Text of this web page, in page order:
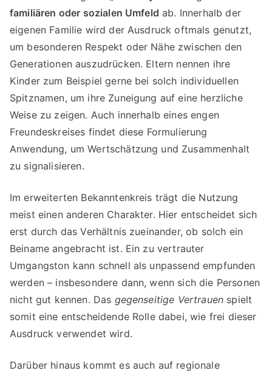
familiären oder sozialen Umfeld ab. Innerhalb der
eigenen Familie wird der Ausdruck oftmals genutzt,
um besonderen Respekt oder Nähe zwischen den
Generationen auszudrücken. Eltern nennen ihre
Kinder zum Beispiel gerne bei solch individuellen
Spitznamen, um ihre Zuneigung auf eine herzliche
Weise zu zeigen. Auch innerhalb eines engen
Freundeskreises findet diese Formulierung
Anwendung, um Wertschätzung und Zusammenhalt
zu signalisieren.
Im erweiterten Bekanntenkreis trägt die Nutzung
meist einen anderen Charakter. Hier entscheidet sich
erst durch das Verhältnis zueinander, ob solch ein
Beiname angebracht ist. Ein zu vertrauter
Umgangston kann schnell als unpassend empfunden
werden – insbesondere dann, wenn sich die Personen
nicht gut kennen. Das gegenseitige Vertrauen spielt
somit eine entscheidende Rolle dabei, wie frei dieser
Ausdruck verwendet wird.
Darüber hinaus kommt es auch auf regionale